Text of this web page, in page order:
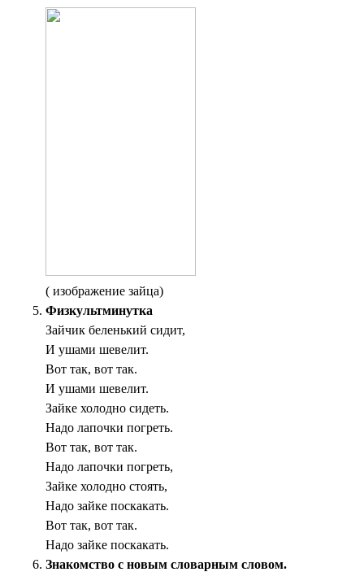
( изображение зайца)
Физкультминутка
Зайчик беленький сидит,
И ушами шевелит.
Вот так, вот так.
И ушами шевелит.
Зайке холодно сидеть.
Надо лапочки погреть.
Вот так, вот так.
Надо лапочки погреть,
Зайке холодно стоять,
Надо зайке поскакать.
Вот так, вот так.
Надо зайке поскакать.
Знакомство с новым словарным словом.